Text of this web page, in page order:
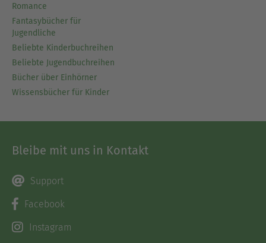
Romance
Fantasybücher für
Jugendliche
Beliebte Kinderbuchreihen
Beliebte Jugendbuchreihen
Bücher über Einhörner
Wissensbücher für Kinder
Bleibe mit uns in Kontakt
Support
Facebook
Instagram